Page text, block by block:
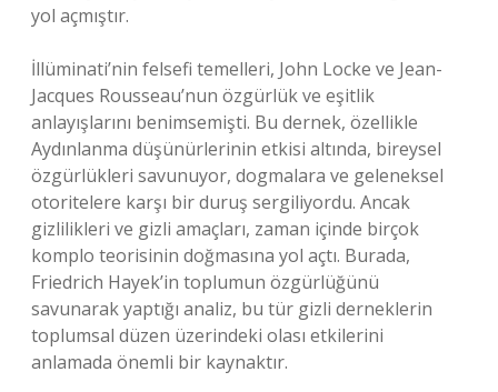
yol açmıştır.
İllüminati’nin felsefi temelleri, John Locke ve Jean-
Jacques Rousseau’nun özgürlük ve eşitlik
anlayışlarını benimsemişti. Bu dernek, özellikle
Aydınlanma düşünürlerinin etkisi altında, bireysel
özgürlükleri savunuyor, dogmalara ve geleneksel
otoritelere karşı bir duruş sergiliyordu. Ancak
gizlilikleri ve gizli amaçları, zaman içinde birçok
komplo teorisinin doğmasına yol açtı. Burada,
Friedrich Hayek’in toplumun özgürlüğünü
savunarak yaptığı analiz, bu tür gizli derneklerin
toplumsal düzen üzerindeki olası etkilerini
anlamada önemli bir kaynaktır.